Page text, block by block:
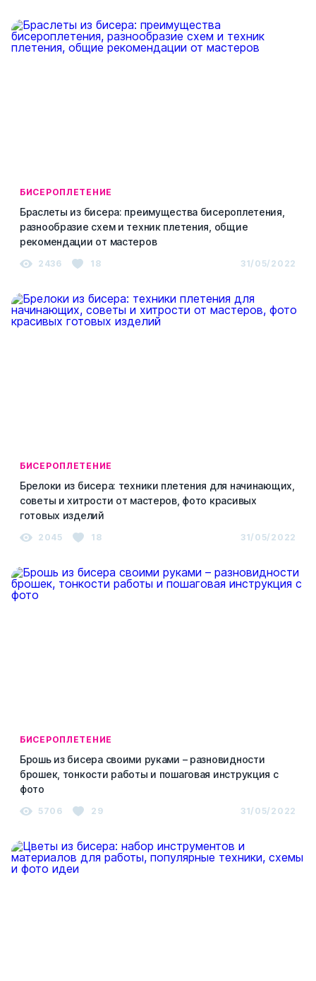
БИСЕРОПЛЕТЕНИЕ
Браслеты из бисера: преимущества бисероплетения,
разнообразие схем и техник плетения, общие
рекомендации от мастеров
2436 18 31/05/2022
БИСЕРОПЛЕТЕНИЕ
Брелоки из бисера: техники плетения для начинающих,
советы и хитрости от мастеров, фото красивых
готовых изделий
2045 18 31/05/2022
БИСЕРОПЛЕТЕНИЕ
Брошь из бисера своими руками – разновидности
брошек, тонкости работы и пошаговая инструкция с
фото
5706 29 31/05/2022